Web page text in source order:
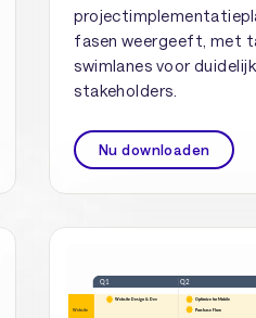
fasen weergeeft, met
swimlanes voor
stakeholders.
Nu downloaden